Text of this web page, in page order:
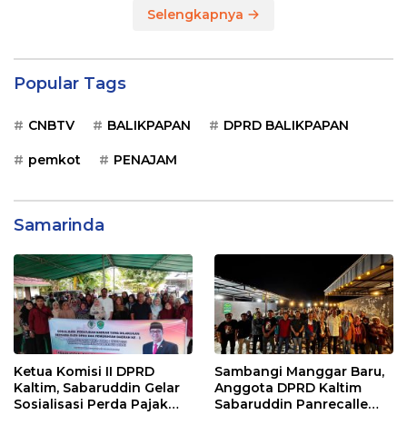
Selengkapnya
Popular Tags
CNBTV BALIKPAPAN DPRD BALIKPAPAN
pemkot PENAJAM
Samarinda
Ketua Komisi II DPRD
Kaltim, Sabaruddin Gelar
Sosialisasi Perda Pajak
Sambangi Manggar Baru,
Anggota DPRD Kaltim
Sabaruddin Panrecalle